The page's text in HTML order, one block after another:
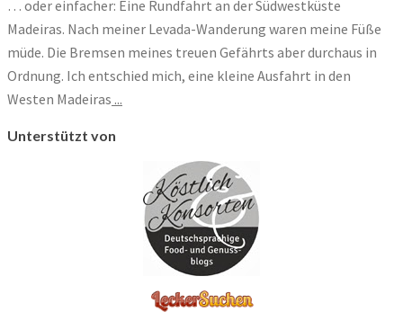
… oder einfacher: Eine Rundfahrt an der Südwestküste
Madeiras. Nach meiner Levada-Wanderung waren meine Füße
müde. Die Bremsen meines treuen Gefährts aber durchaus in
Ordnung. Ich entschied mich, eine kleine Ausfahrt in den
Westen Madeiras ...
Unterstützt von